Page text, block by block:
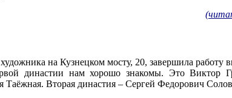
(
на Кузнецком мосту, 20, завершила
династии нам хорошо знакомы. Это Виктор
Вторая династия – Сергей Федорович